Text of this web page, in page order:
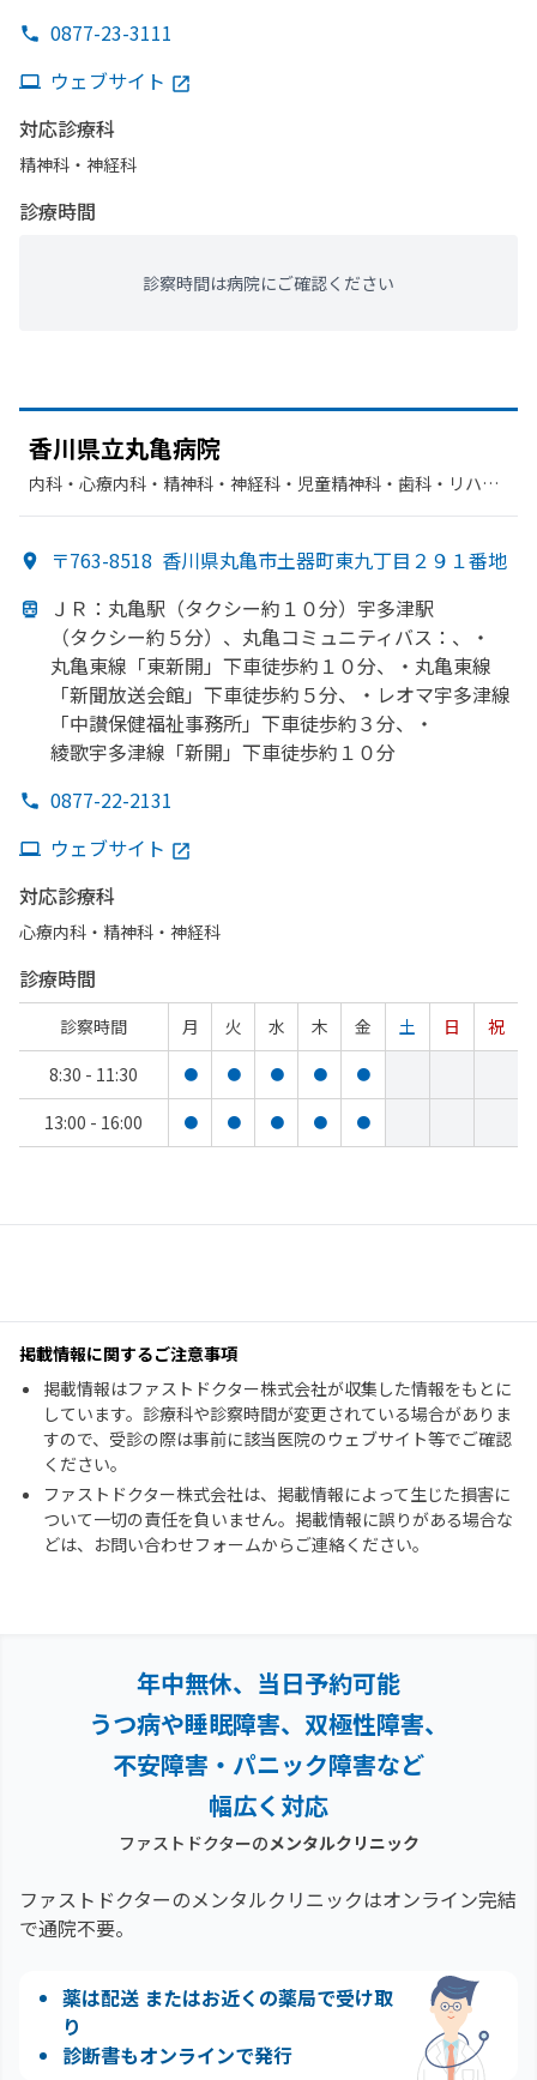
0877-23-3111
ウェブサイト
対応診療科
精神科・神経科
診療時間
診察時間は病院にご確認ください
香川県立丸亀病院
内科・​心療内科・​精神科・神経科・​児童精神科・​歯科・​リハビ
〒763-8518 香川県丸亀市土器町東九丁目２９１番地
ＪＲ：丸亀駅 （タクシー約１０分） 宇多津駅
（タクシー約５分）、 丸亀コミュニティバス：、
・
丸亀東線 「東新開」 下車徒歩約１０分、
・丸亀東線
「新聞放送会館」 下車徒歩約５分、
・レオマ宇多津線
「中讃保健福祉事務所」 下車徒歩約３分、
・
綾歌宇多津線 「新開」 下車徒歩約１０分
0877-22-2131
ウェブサイト
対応診療科
心療内科・​精神科・神経科
診療時間
診察時間 月 火 水 木 金 土 日
祝
8:30 - 11:30
● ● ● ● ●
13:00 - 16:00 ● ● ● ● ●
掲載情報に関するご注意事項
掲載情報はファストドクター株式会社が収集した情報をもとに
しています。診療科や診察時間が変更されている場合がありま
すので、受診の際は事前に該当医院のウェブサイト等でご確認
ください。
ファストドクター株式会社は、掲載情報によって生じた損害に
ついて一切の責任を負いません。掲載情報に誤りがある場合な
どは、お問い合わせフォームからご連絡ください。
年中無休、当日予約可能
うつ病や睡眠障害、双極性障害、
不安障害・パニック障害など
幅広く対応
ファストドクターのメンタルクリニック
ファストドクターのメンタルクリニックはオンライン完結
で通院不要。
薬は配送 またはお近くの薬局で受け取
り
診断書もオンラインで発行